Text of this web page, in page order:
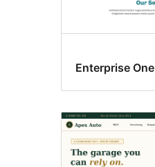
Enterprise One